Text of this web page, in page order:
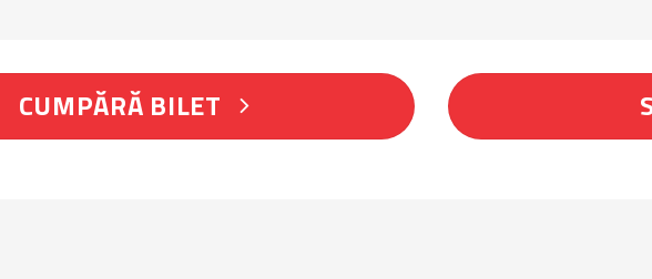
CUMPĂRĂ BILET